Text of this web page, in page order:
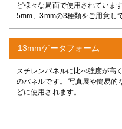
ど様々な局面で使用されていま
5mm、3mmの3種類をご用意し
13mmゲータフォーム
スチレンパネルに比べ強度が高
のパネルです。 写真展や簡易的
どに使用されます。